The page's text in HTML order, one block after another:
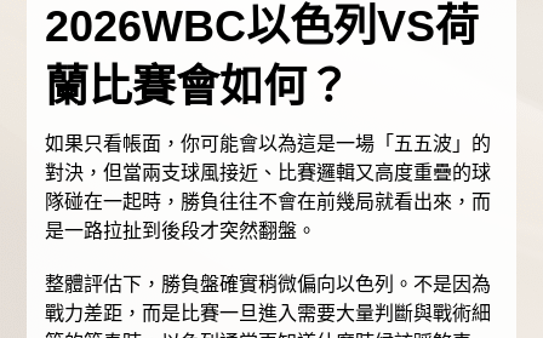
2026WBC以色列VS荷
蘭比賽會如何？
如果只看帳面，你可能會以為這是一場「五五波」的
對決，但當兩支球風接近、比賽邏輯又高度重疊的球
隊碰在一起時，勝負往往不會在前幾局就看出來，而
是一路拉扯到後段才突然翻盤。
整體評估下，勝負盤確實稍微偏向以色列。不是因為
戰力差距，而是比賽一旦進入需要大量判斷與戰術細